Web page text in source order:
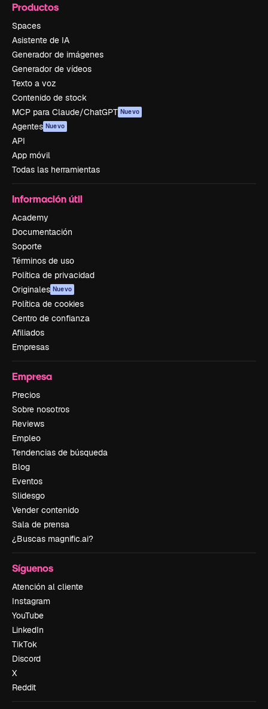
Productos
Spaces
Asistente de IA
Generador de imágenes
Generador de vídeos
Texto a voz
Contenido de stock
MCP para Claude/ChatGPT Nuevo
Agentes Nuevo
API
App móvil
Todas las herramientas
Información útil
Academy
Documentación
Soporte
Términos de uso
Política de privacidad
Originales Nuevo
Política de cookies
Centro de confianza
Afiliados
Empresas
Empresa
Precios
Sobre nosotros
Reviews
Empleo
Tendencias de búsqueda
Blog
Eventos
Slidesgo
Vender contenido
Sala de prensa
¿Buscas magnific.ai?
Síguenos
Atención al cliente
Instagram
YouTube
LinkedIn
TikTok
Discord
X
Reddit